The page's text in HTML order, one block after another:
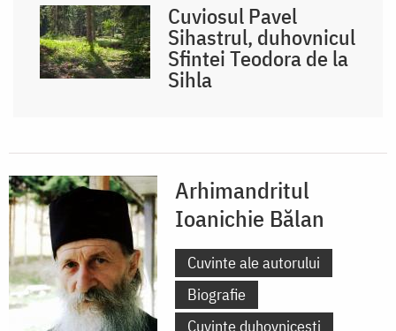
Cuviosul Pavel
Sihastrul, duhovnicul
Sfintei Teodora de la
Sihla
Arhimandritul
Ioanichie Bălan
Cuvinte ale autorului
Biografie
Cuvinte duhovnicești